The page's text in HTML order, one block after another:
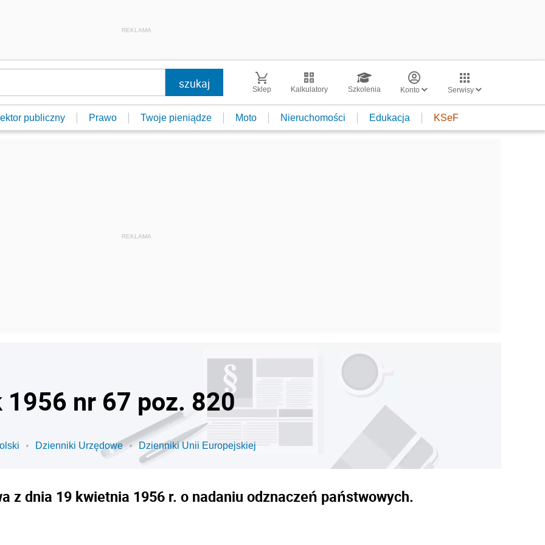
REKLAMA
Sklep Kalkulatory Szkolenia Konto Serwisy
publiczny Prawo Twoje pieniądze Moto Nieruchomości Edukacja KSeF
nr 67 poz. 820
Dzienniki Urzędowe Dzienniki Unii Europejskiej
z dnia 19 kwietnia 1956 r. o nadaniu odznaczeń państwowych.